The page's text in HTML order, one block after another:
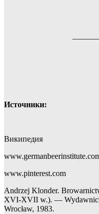
Источники:
Википедия
www.pinterest.com
Andrzej Klonder.
XVI-XVII w.). —
Wrocław, 1983.